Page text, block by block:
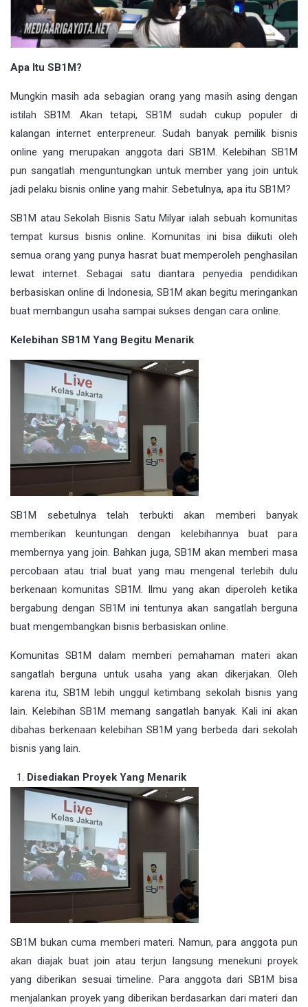
Apa Itu SB1M?
Mungkin masih ada sebagian orang yang masih asing dengan
istilah SB1M. Akan tetapi, SB1M sudah cukup populer di
kalangan internet enterpreneur. Sudah banyak pemilik bisnis
online yang merupakan anggota dari SB1M. Kelebihan SB1M
pun sangatlah menguntungkan untuk member yang join untuk
jadi pelaku bisnis online yang mahir. Sebetulnya, apa itu SB1M?
SB1M atau Sekolah Bisnis Satu Milyar ialah sebuah komunitas
tempat kursus bisnis online. Komunitas ini bisa diikuti oleh
semua orang yang punya hasrat buat memperoleh penghasilan
lewat internet. Sebagai satu diantara penyedia pendidikan
berbasiskan online di Indonesia, SB1M akan begitu meringankan
buat membangun usaha sampai sukses dengan cara online.
Kelebihan SB1M Yang Begitu Menarik
SB1M sebetulnya telah terbukti akan memberi banyak
memberikan keuntungan dengan kelebihannya buat para
membernya yang join. Bahkan juga, SB1M akan memberi masa
percobaan atau trial buat yang mau mengenal terlebih dulu
berkenaan komunitas SB1M. Ilmu yang akan diperoleh ketika
bergabung dengan SB1M ini tentunya akan sangatlah berguna
buat mengembangkan bisnis berbasiskan online.
Komunitas SB1M dalam memberi pemahaman materi akan
sangatlah berguna untuk usaha yang akan dikerjakan. Oleh
karena itu, SB1M lebih unggul ketimbang sekolah bisnis yang
lain. Kelebihan SB1M memang sangatlah banyak. Kali ini akan
dibahas berkenaan kelebihan SB1M yang berbeda dari sekolah
bisnis yang lain.
Disediakan Proyek Yang Menarik
SB1M bukan cuma memberi materi. Namun, para anggota pun
akan diajak buat join atau terjun langsung menekuni proyek
yang diberikan sesuai timeline. Para anggota dari SB1M bisa
menjalankan proyek yang diberikan berdasarkan dari materi dan